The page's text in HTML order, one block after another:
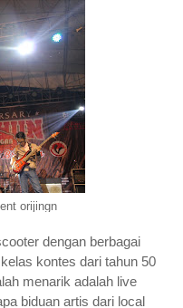
orijingn
dengan berbagai
kontes dari tahun 50
menarik adalah live
biduan artis dari local